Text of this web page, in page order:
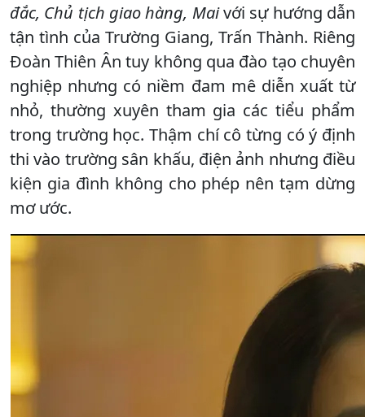
đắc, Chủ tịch giao hàng, Maivới sự hướng dẫn
tận tình của Trường Giang, Trấn Thành. Riêng
Đoàn Thiên Ân tuy không qua đào tạo chuyên
nghiệp nhưng có niềm đam mê diễn xuất từ
nhỏ, thường xuyên tham gia các tiểu phẩm
trong trường học. Thậm chí cô từng có ý định
thi vào trường sân khấu, điện ảnh nhưng điều
kiện gia đình không cho phép nên tạm dừng
mơ ước.